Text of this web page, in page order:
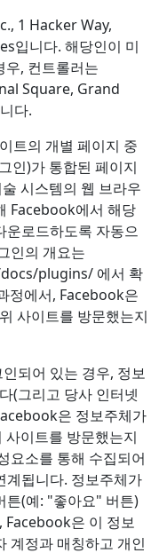
1 Hacker Way,
입니다. 해당인이 미
우, 컨트롤러는
Square, Grand
다.
트의 개별 페이지 중
인)가 통합된 페이지
시스템의 웹 브라우
Facebook에서 해당
로드하도록 자동으
인의 개요는
plugins/ 에서 확
정에서, Facebook은
사이트를 방문했는지
되어 있는 경우, 정보
(그리고 당사 인터넷
은 정보주체가
이트를 방문했는지
요소를 통해 수집되어
계됩니다. 정보주체가
튼(예: "좋아요" 버튼)
Facebook은 이 정보
계정과 매칭하고 개인